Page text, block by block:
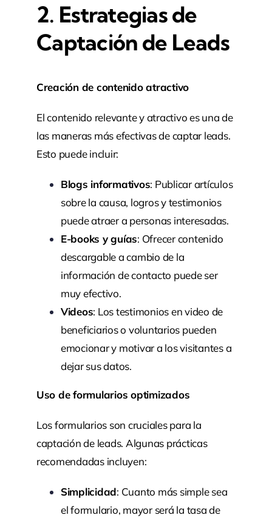
2. Estrategias de
Captación de Leads
Creación de contenido atractivo
El contenido relevante y atractivo es una de
las maneras más efectivas de captar leads.
Esto puede incluir:
Blogs informativos: Publicar artículos
sobre la causa, logros y testimonios
puede atraer a personas interesadas.
E-books y guías: Ofrecer contenido
descargable a cambio de la
información de contacto puede ser
muy efectivo.
Videos: Los testimonios en video de
beneficiarios o voluntarios pueden
emocionar y motivar a los visitantes a
dejar sus datos.
Uso de formularios optimizados
Los formularios son cruciales para la
captación de leads. Algunas prácticas
recomendadas incluyen:
Simplicidad: Cuanto más simple sea
el formulario, mayor será la tasa de